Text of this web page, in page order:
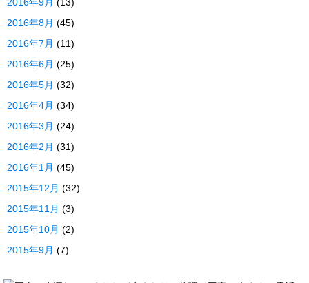
2016年8月 (45)
2016年7月 (11)
2016年6月 (25)
2016年5月 (32)
2016年4月 (34)
2016年3月 (24)
2016年2月 (31)
2016年1月 (45)
2015年12月 (32)
2015年11月 (3)
2015年10月 (2)
2015年9月 (7)